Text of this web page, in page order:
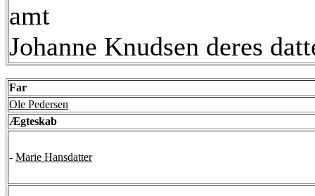
amt
Johanne Knudsen deres
Far
Ole Pedersen
Ægteskab
- Marie Hansdatter